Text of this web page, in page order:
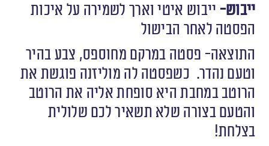
ייבוש- ייבוש איטי וארך לשמירה על איכות
הפסטה לאחר הבישול
התוצאה- פסטה במרקם מחוספס, צבע בהיר
וטעם נהדר. כשפסטה לה מוליזנה פוגשת את
הרוטב במחבת היא סופחת אליה את הרוטב
והטעם בצורה שלא תשאיר לכם שלולית
בצלחת!